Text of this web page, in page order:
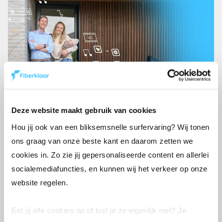
Deze website maakt gebruik van cookies
Hou jij ook van een bliksemsnelle surfervaring? Wij tonen
ons graag van onze beste kant en daarom zetten we
cookies in. Zo zie jij gepersonaliseerde content en allerlei
socialemediafuncties, en kunnen wij het verkeer op onze
website regelen.
Eet jij alle cookies op of lust je ze eigenlijk niet? Je
100% fiber
zaak — en is storingvrij en